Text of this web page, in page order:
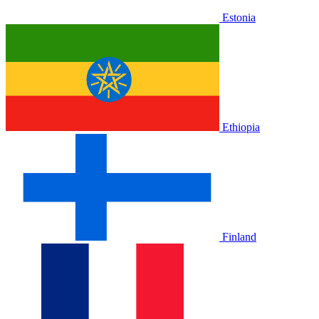
Estonia
Ethiopia
Finland